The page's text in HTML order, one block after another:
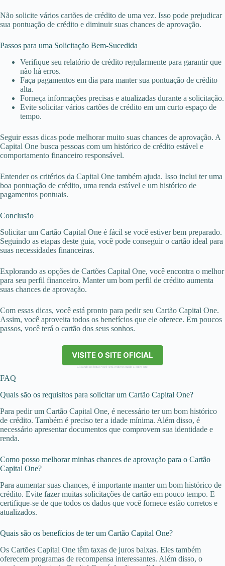
Não solicite vários cartões de crédito de uma vez. Isso pode prejudicar
sua pontuação de crédito e diminuir suas chances de aprovação.
Passos para uma Solicitação Bem-Sucedida
Verifique seu relatório de crédito regularmente para garantir que
não há erros.
Faça pagamentos em dia para manter sua pontuação de crédito
alta.
Forneça informações precisas e atualizadas durante a solicitação.
Evite solicitar vários cartões de crédito em um curto espaço de
tempo.
Seguir essas dicas pode melhorar muito suas chances de aprovação. A
Capital One busca pessoas com um histórico de crédito estável e
comportamento financeiro responsável.
Entender os critérios da Capital One também ajuda. Isso inclui ter uma
boa pontuação de crédito, uma renda estável e um histórico de
pagamentos pontuais.
Conclusão
Solicitar um Cartão Capital One é fácil se você estiver bem preparado.
Seguindo as etapas deste guia, você pode conseguir o cartão ideal para
suas necessidades financeiras.
Explorando as opções de Cartões Capital One, você encontra o melhor
para seu perfil financeiro. Manter um bom perfil de crédito aumenta
suas chances de aprovação.
Com essas dicas, você está pronto para pedir seu Cartão Capital One.
Assim, você aproveita todos os benefícios que ele oferece. Em poucos
passos, você terá o cartão dos seus sonhos.
VISITE O SITE OFICIAL
Clicando no botão você será redirecionado a outro site.
FAQ
Quais são os requisitos para solicitar um Cartão Capital One?
Para pedir um Cartão Capital One, é necessário ter um bom histórico
de crédito. Também é preciso ter a idade mínima. Além disso, é
necessário apresentar documentos que comprovem sua identidade e
renda.
Como posso melhorar minhas chances de aprovação para o Cartão
Capital One?
Para aumentar suas chances, é importante manter um bom histórico de
crédito. Evite fazer muitas solicitações de cartão em pouco tempo. E
certifique-se de que todos os dados que você fornece estão corretos e
atualizados.
Quais são os benefícios de ter um Cartão Capital One?
Os Cartões Capital One têm taxas de juros baixas. Eles também
oferecem programas de recompensa interessantes. Além disso, o